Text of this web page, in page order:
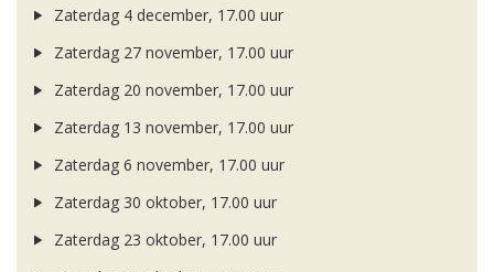
Zaterdag 4 december, 17.00 uur
Zaterdag 27 november, 17.00 uur
Zaterdag 20 november, 17.00 uur
Zaterdag 13 november, 17.00 uur
Zaterdag 6 november, 17.00 uur
Zaterdag 30 oktober, 17.00 uur
Zaterdag 23 oktober, 17.00 uur